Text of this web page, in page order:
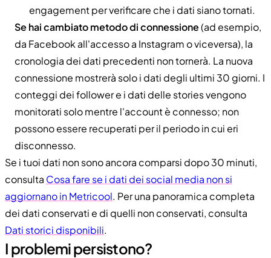
engagement per verificare che i dati siano tornati.
Se hai cambiato metodo di connessione(ad esempio,
da Facebook all'accesso a Instagram o viceversa), la
cronologia dei dati precedenti non tornerà. La nuova
connessione mostrerà solo i dati degli ultimi 30 giorni. I
conteggi dei follower e i dati delle stories vengono
monitorati solo mentre l'account è connesso; non
possono essere recuperati per il periodo in cui eri
disconnesso.
Se i tuoi dati non sono ancora comparsi dopo 30 minuti,
consulta Cosa fare se i dati dei social media non si
aggiornano in Metricool. Per una panoramica completa
dei dati conservati e di quelli non conservati, consulta
Dati storici disponibili.
I problemi persistono?